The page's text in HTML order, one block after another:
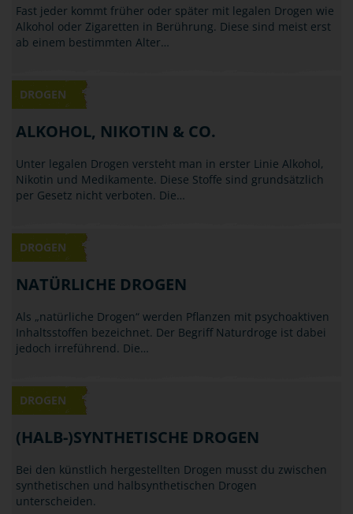
Fast jeder kommt früher oder später mit legalen Drogen wie
Alkohol oder Zigaretten in Berührung. Diese sind meist erst
ab einem bestimmten Alter…
DROGEN
ALKOHOL, NIKOTIN & CO.
Unter legalen Drogen versteht man in erster Linie Alkohol,
Nikotin und Medikamente. Diese Stoffe sind grundsätzlich
per Gesetz nicht verboten. Die…
DROGEN
NATÜRLICHE DROGEN
Als „natürliche Drogen“ werden Pflanzen mit psychoaktiven
Inhaltsstoffen bezeichnet. Der Begriff Naturdroge ist dabei
jedoch irreführend. Die…
DROGEN
(HALB-)SYNTHETISCHE DROGEN
Bei den künstlich hergestellten Drogen musst du zwischen
synthetischen und halbsynthetischen Drogen
unterscheiden.